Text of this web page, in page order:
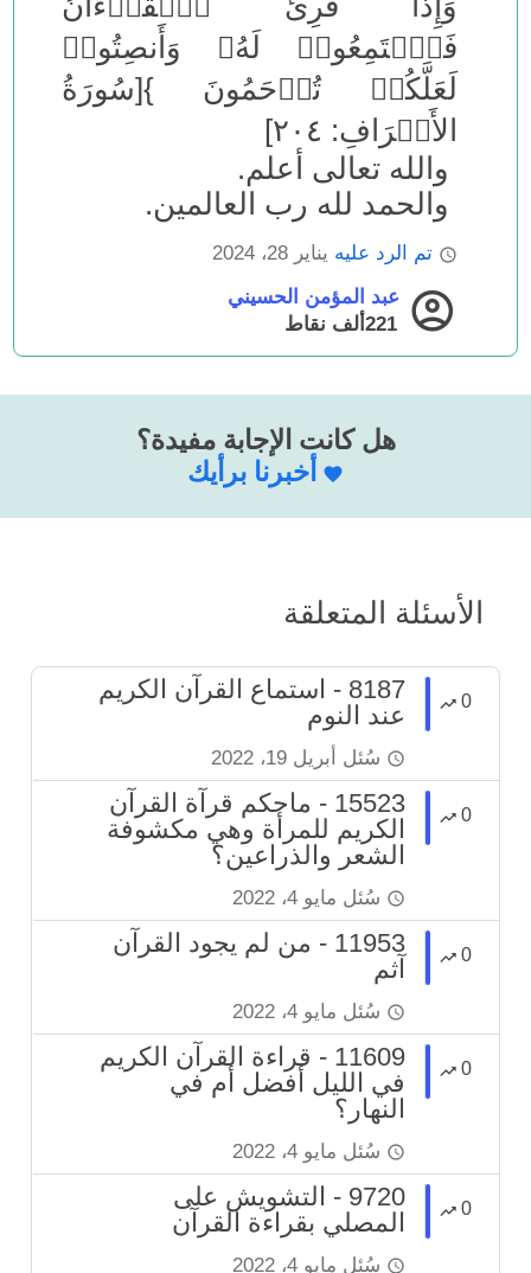
فَٱسۡتَمِعُوا۟ لَهُۥ وَأَنصِتُوا۟
لَعَلَّكُمۡ تُرۡحَمُونَ }[سُورَةُ
الأَعۡرَافِ: ٢٠٤]
والله تعالى أعلم.
والحمد لله رب العالمين.
تم الرد عليه يناير 28، 2024
عبد المؤمن الحسيني
221ألف
نقاط
هل كانت الإجابة مفيدة؟
أخبرنا برأيك
الأسئلة المتعلقة
0
8187 - استماع القرآن الكريم
عند النوم
سُئل أبريل 19، 2022
0
15523 - ماحكم قرآة القرآن
الكريم للمرأة وهي مكشوفة
الشعر والذراعين؟
سُئل مايو 4، 2022
0
11953 - من لم يجود القرآن
آثم
سُئل مايو 4، 2022
0
11609 - قراءة القرآن الكريم
في الليل أفضل أم في
النهار؟
سُئل مايو 4، 2022
0
9720 - التشويش على
المصلي بقراءة القرآن
سُئل مايو 4، 2022